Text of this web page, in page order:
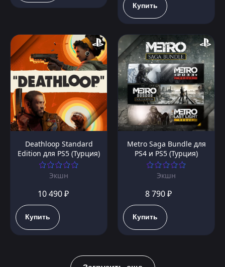
Купить
Deathloop Standard
Edition для PS5 (Турция)
Экшн
10 490 ₽
Купить
Metro Saga Bundle для
PS4 и PS5 (Турция)
Экшн
8 790 ₽
Купить